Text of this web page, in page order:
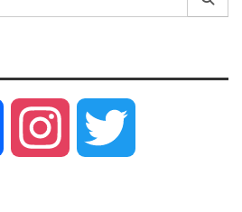
Facebook Instagram